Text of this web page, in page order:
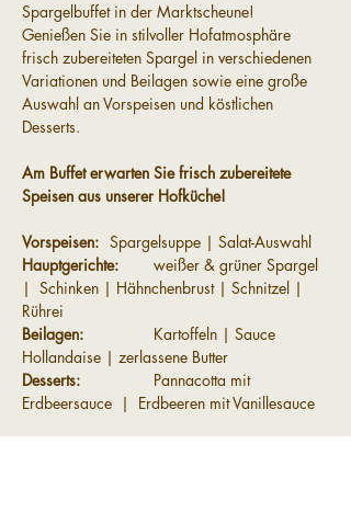
Spargelbuffet in der Marktscheune!
Genießen Sie in stilvoller Hofatmosphäre
frisch zubereiteten Spargel in verschiedenen
Variationen und Beilagen sowie eine große
Auswahl an Vorspeisen und köstlichen
Desserts.
Am Buffet erwarten Sie frisch zubereitete
Speisen aus unserer Hofküche!
Spargelsuppe | Salat-Auswahl
weißer & grüner Spargel
|  Schinken | Hähnchenbrust | Schnitzel |
Rührei
Kartoffeln | Sauce
Hollandaise | zerlassene Butter
Pannacotta mit
Erdbeersauce  |  Erdbeeren mit Vanillesauce